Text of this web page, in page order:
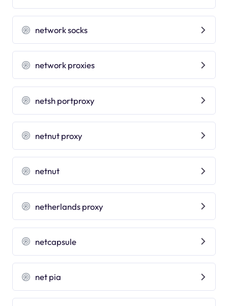
network socks
network proxies
netsh portproxy
netnut proxy
netnut
netherlands proxy
netcapsule
net pia